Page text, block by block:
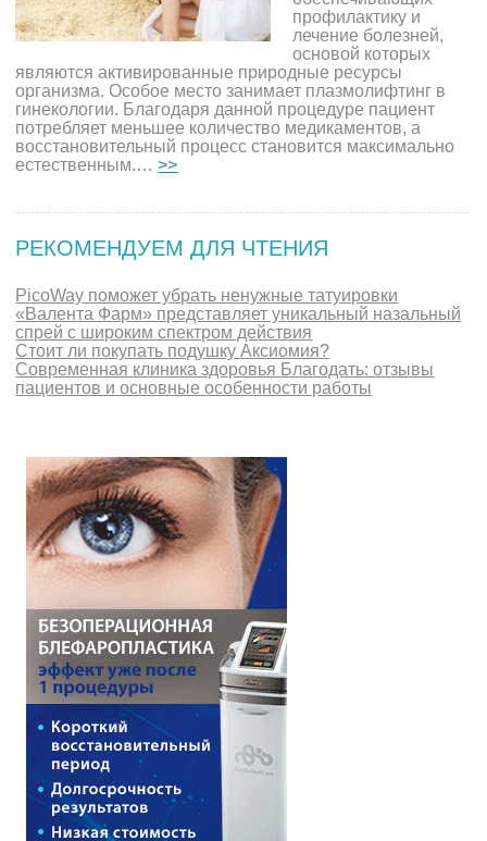
профилактику и
лечение болезней,
основой которых
являются активированные природные ресурсы
организма. Особое место занимает плазмолифтинг в
гинекологии. Благодаря данной процедуре пациент
потребляет меньшее количество медикаментов, а
восстановительный процесс становится максимально
естественным.…>>
РЕКОМЕНДУЕМ ДЛЯ ЧТЕНИЯ
PicoWay поможет убрать ненужные татуировки
«Валента Фарм» представляет уникальный назальный
спрей с широким спектром действия
Стоит ли покупать подушку Аксиомия?
Современная клиника здоровья Благодать: отзывы
пациентов и основные особенности работы